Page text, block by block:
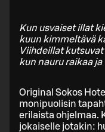
Kun usvaiset illat
kuun kimmeltävä
Viihdeillat
kun nauru raikaa
Original Sokos
monipuolisin
erilaista ohjelmaa.
jokaiselle jotakin: